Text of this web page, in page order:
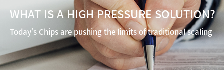
WHAT IS A HIGH PRESSURE SOLUTION?
Today’s Chips are pushing the limits of traditional scaling